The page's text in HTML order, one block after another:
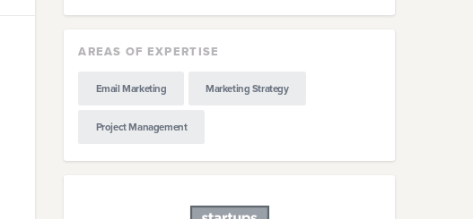
AREAS OF EXPERTISE
Email Marketing Marketing Strategy
Project Management